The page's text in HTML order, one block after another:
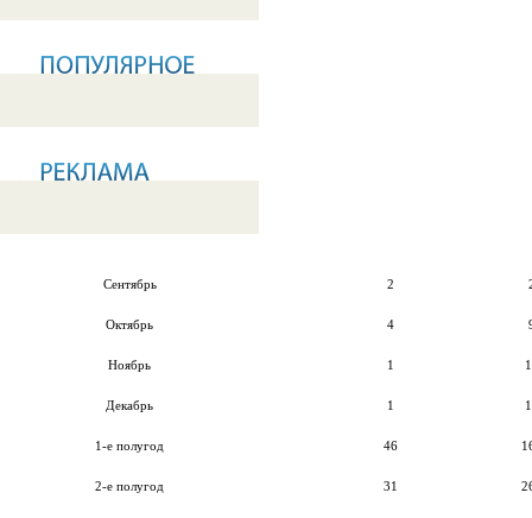
Сентябрь 2
Октябрь 4
Ноябрь 1
Декабрь 1
1-е полугод 46
2-е полугод 31